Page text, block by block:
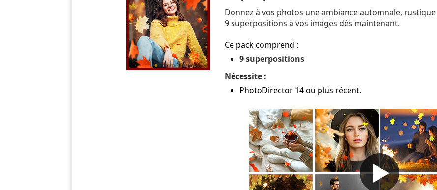
Donnez à vos photos une ambiance automnale,
9 superpositions à vos images dès maintenant.
Ce pack comprend :
9 superpositions
Nécessite :
PhotoDirector 14 ou plus récent.